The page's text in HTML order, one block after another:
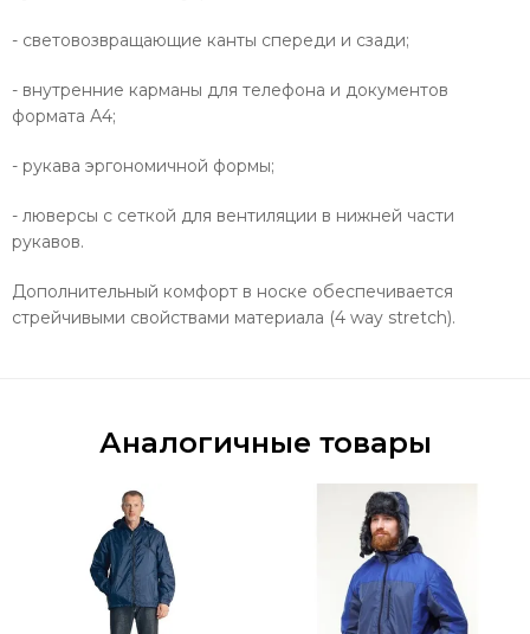
- световозвращающие канты спереди и сзади;
- внутренние карманы для телефона и документов
формата А4;
- рукава эргономичной формы;
- люверсы с сеткой для вентиляции в нижней части
рукавов.
Дополнительный комфорт в носке обеспечивается
стрейчивыми свойствами материала (4 way stretch).
Аналогичные товары